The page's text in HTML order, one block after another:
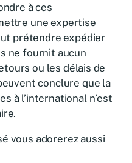
à ces
une expertise
prétendre expédier
ne fournit aucun
ou les délais de
conclure que la
à l’international n’est
vous adorerez aussi